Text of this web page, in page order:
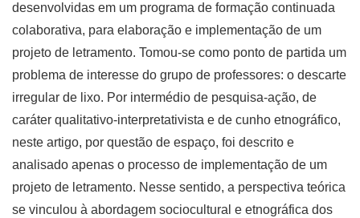
desenvolvidas em um programa de formação continuada
colaborativa, para elaboração e implementação de um
projeto de letramento. Tomou-se como ponto de partida um
problema de interesse do grupo de professores: o descarte
irregular de lixo. Por intermédio de pesquisa-ação, de
caráter qualitativo-interpretativista e de cunho etnográfico,
neste artigo, por questão de espaço, foi descrito e
analisado apenas o processo de implementação de um
projeto de letramento. Nesse sentido, a perspectiva teórica
se vinculou à abordagem sociocultural e etnográfica dos